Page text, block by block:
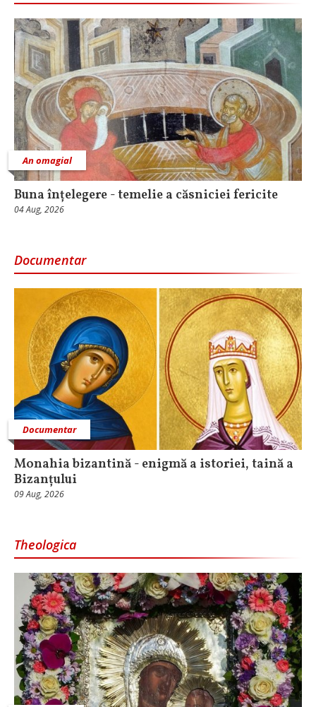
An omagial
Buna înțelegere - temelie a căsniciei fericite
04 Aug, 2026
Documentar
Documentar
Monahia bizantină - enigmă a istoriei, taină a
Bizanțului
09 Aug, 2026
Theologica